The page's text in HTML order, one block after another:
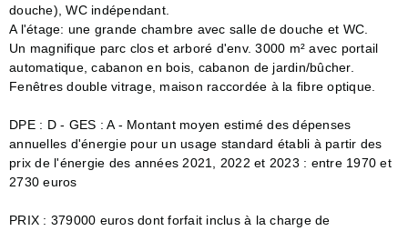
douche), WC indépendant.
A l'étage: une grande chambre avec salle de douche et WC.
Un magnifique parc clos et arboré d'env. 3000 m² avec portail
automatique, cabanon en bois, cabanon de jardin/bûcher.
Fenêtres double vitrage, maison raccordée à la fibre optique.
DPE : D - GES : A - Montant moyen estimé des dépenses
annuelles d'énergie pour un usage standard établi à partir des
prix de l'énergie des années 2021, 2022 et 2023 : entre 1970 et
2730 euros
PRIX : 379000 euros dont forfait inclus à la charge de